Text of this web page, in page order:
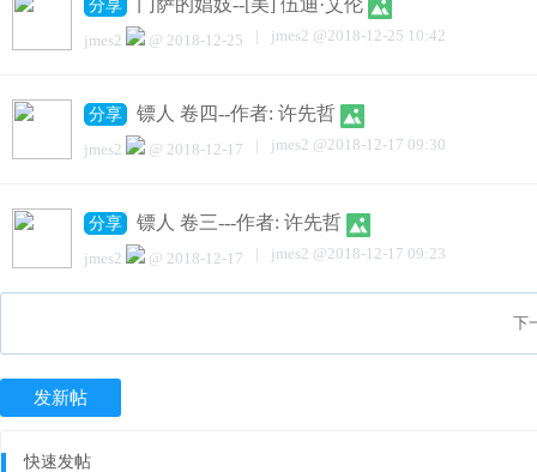
分享
jmes2 @ 2018-12-25 | jmes2 @2018-12-25 10:42
分享 镖人 卷四--作者: 许先哲
jmes2 @ 2018-12-17 | jmes2 @2018-12-17 09:30
分享 镖人 卷三---作者: 许先哲
jmes2 @ 2018-12-17 | jmes2 @2018-12-17 09:23
下
发新帖
快速发帖